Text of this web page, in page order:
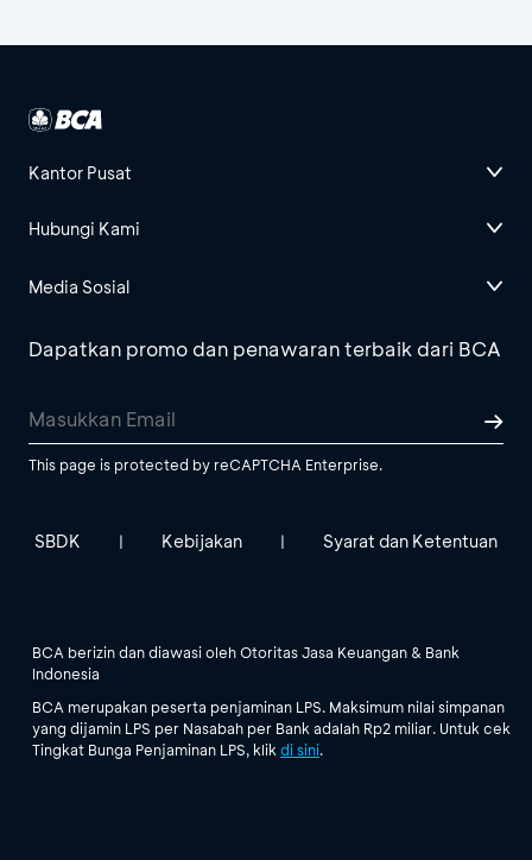
Kantor Pusat
Hubungi Kami
Media Sosial
Dapatkan promo dan penawaran terbaik dari BCA
This page is protected by reCAPTCHA Enterprise.
SBDK | Kebijakan | Syarat dan Ketentuan
BCA berizin dan diawasi oleh Otoritas Jasa Keuangan & Bank
Indonesia
BCA merupakan peserta penjaminan LPS. Maksimum nilai simpanan
yang dijamin LPS per Nasabah per Bank adalah Rp2 miliar. Untuk cek
Tingkat Bunga Penjaminan LPS, klik di sini.